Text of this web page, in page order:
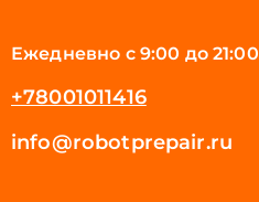
Ежедневно с 9:00 до 21:00
+78001011416
info@robotprepair.ru